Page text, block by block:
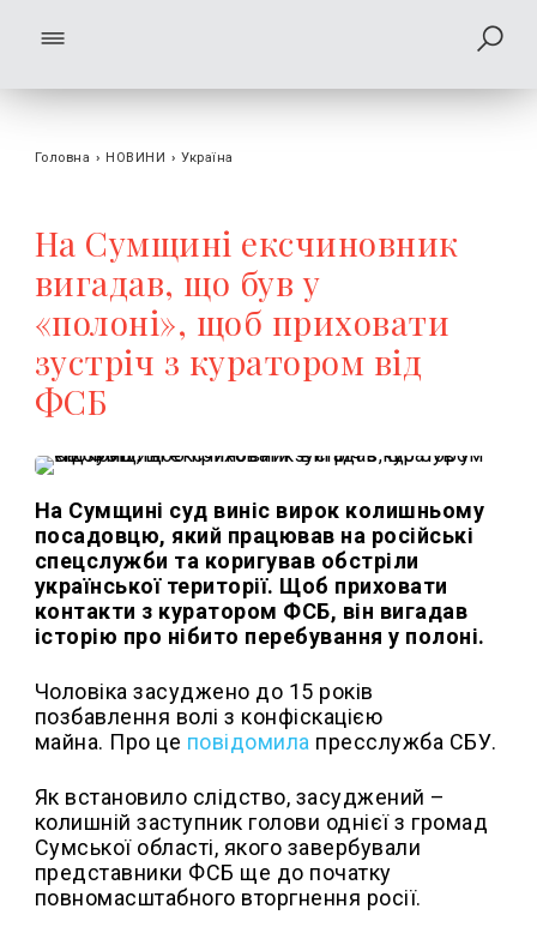
Головна › НОВИНИ › Україна
На Сумщині ексчиновник
вигадав, що був у
«полоні», щоб приховати
зустріч з куратором від
ФСБ
На Сумщині суд виніс вирок колишньому
посадовцю, який працював на російські
спецслужби та коригував обстріли
української території. Щоб приховати
контакти з куратором ФСБ, він вигадав
історію про нібито перебування у полоні.
Чоловіка засуджено до 15 років
позбавлення волі з конфіскацією
майна. Про це повідомила пресслужба СБУ.
Як встановило слідство, засуджений –
колишній заступник голови однієї з громад
Сумської області, якого завербували
представники ФСБ ще до початку
повномасштабного вторгнення росії.